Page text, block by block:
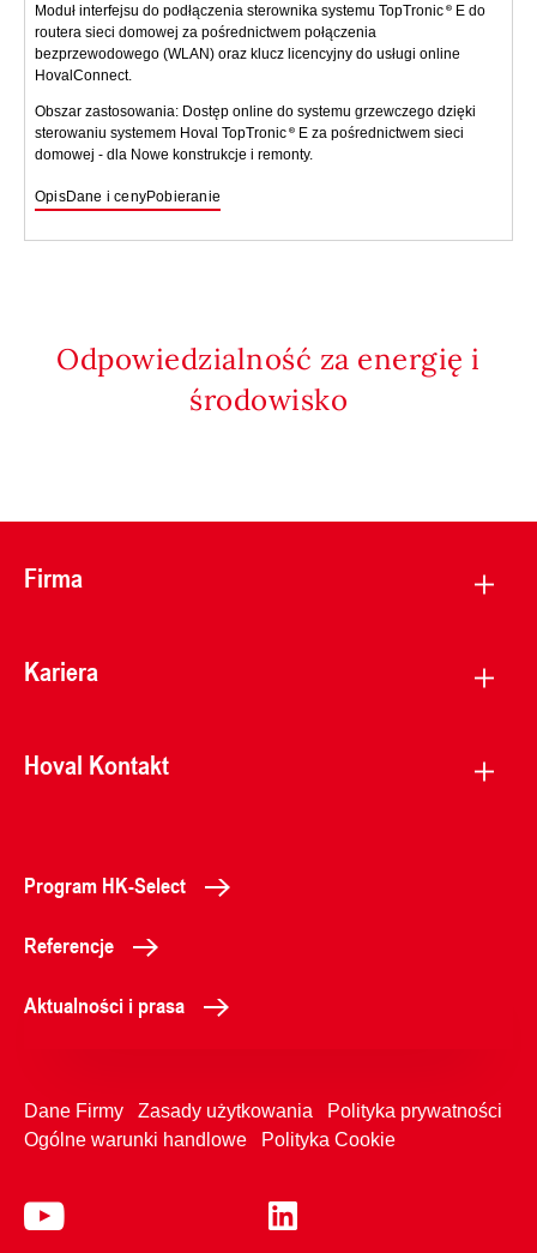
Moduł interfejsu do podłączenia sterownika systemu TopTronic
E do
routera sieci domowej za pośrednictwem połączenia
bezprzewodowego (WLAN) oraz klucz licencyjny do usługi online
HovalConnect.
Obszar zastosowania: Dostęp online do systemu grzewczego dzięki
sterowaniu systemem Hoval TopTronic
E za pośrednictwem sieci
domowej - dla Nowe konstrukcje i remonty.
OpisDane i cenyPobieranie
Odpowiedzialność za energię i
środowisko
Firma
Kariera
Hoval Kontakt
Program HK-Select
Referencje
Aktualności i prasa
Dane Firmy Zasady użytkowania
Polityka prywatności
Ogólne warunki handlowe
Polityka Cookie